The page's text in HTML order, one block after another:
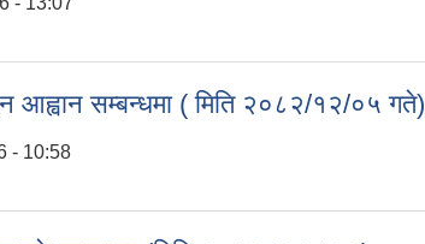
सम्बन्धमा ( मिति २०८२/१२/०५ गते)
- 10:58